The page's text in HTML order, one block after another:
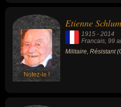
Notez-le !
Etienne
1915 - 2014
Francais, 99
Militaire, Résistant